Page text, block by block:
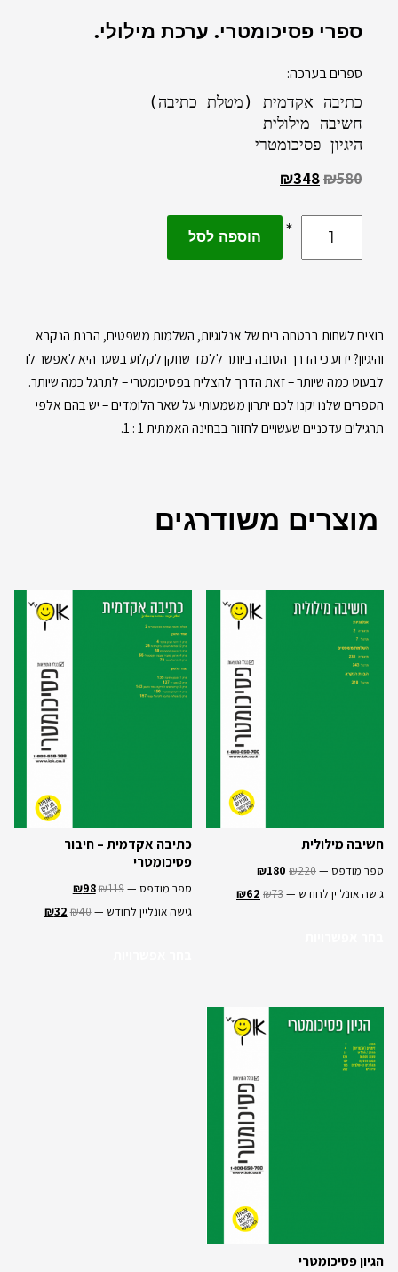
ספרי פסיכומטרי. ערכת מילולי.
ספרים בערכה:
היגיון פסיכומטרי
₪580
₪348
הוספה לסל
רוצים לשחות בבטחה בים של אנלוגיות, השלמות משפטים, הבנת הנקרא
והיגיון? ידוע כי הדרך הטובה ביותר ללמד שחקן לקלוע בשער היא לאפשר לו
לבעוט כמה שיותר – זאת הדרך להצליח בפסיכומטרי – לתרגל כמה שיותר.
הספרים שלנו יקנו לכם יתרון משמעותי על שאר הלומדים – יש בהם אלפי
תרגילים עדכניים שעשויים לחזור בבחינה האמתית 1 : 1.
מוצרים משודרגים
חשיבה מילולית
ספר מודפס — ₪220
₪180
גישה אונליין לחודש —
₪73
₪62
כתיבה אקדמית – חיבור
פסיכומטרי
ספר מודפס — ₪119
₪98
גישה אונליין לחודש —
₪40
₪32
הגיון פסיכומטרי